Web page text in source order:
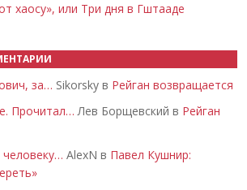
хаосу», или Три дня в Гштааде
за… Sikorsky в Рейган возвращается
Прочитал… Лев Борщевский в Рейган
AlexN в Павел Кушнир: